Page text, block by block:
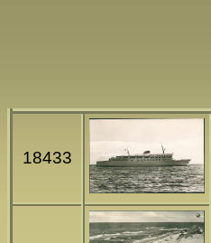
18433